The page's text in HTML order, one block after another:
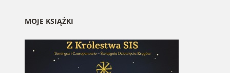
MOJE KSIĄŻKI